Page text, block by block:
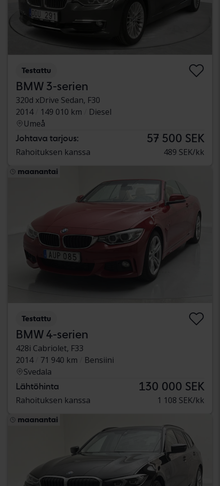
Testattu
BMW 3-serien
320d xDrive Sedan, F30
2014
149 010 km
Diesel
Umeå
Johtava tarjous: 57 500 SEK
Rahoituksen kanssa 489 SEK/kk
maanantai
Testattu
BMW 4-serien
428i Cabriolet, F33
2014
71 940 km
Bensiini
Svedala
Lähtöhinta 130 000 SEK
Rahoituksen kanssa 1 108 SEK/kk
maanantai